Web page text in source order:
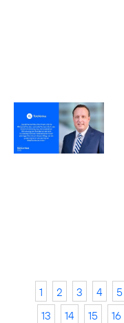
1 2 3 4 5
13
14 15 16